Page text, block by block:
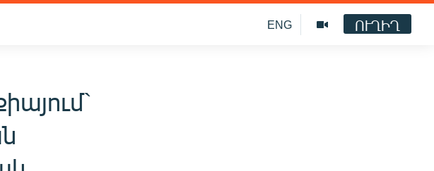
ENG ՈՒՂԻՂ